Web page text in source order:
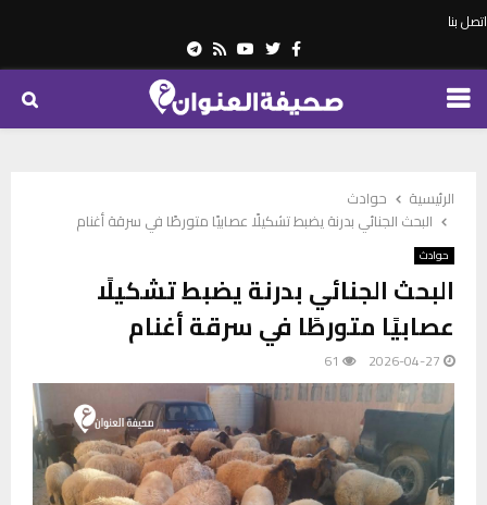
اتصل بنا
Facebook
Twitter
Youtube
Rss
Telegram
PRIMARY
الرئيسية
حوادث
البحث الجنائي بدرنة يضبط تشكيلًا عصابيًا متورطًا في سرقة أغنام
حوادث
البحث الجنائي بدرنة يضبط تشكيلًا
عصابيًا متورطًا في سرقة أغنام
2026-04-27
61